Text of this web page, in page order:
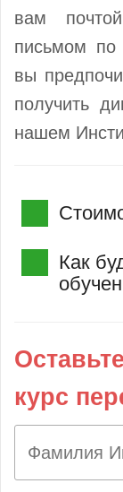
вам
письмом по
вы
получить
нашем
Как
курс